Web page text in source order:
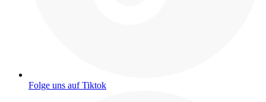
Folge uns auf Tiktok